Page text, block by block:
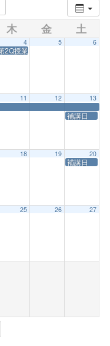
木 金 土
（予備日）
4
2Q授業開始
5 6
11 12 13
補講日
18 19 20
補講日
25 26 27